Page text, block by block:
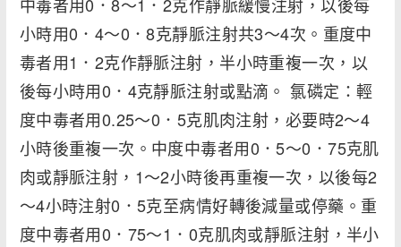
小時用0．4～0．8克靜脈注射共3～4次。重度中
毒者用1．2克作靜脈注射，半小時重複一次，以
後每小時用0．4克靜脈注射或點滴。 氯磷定：輕
度中毒者用0.25～0．5克肌肉注射，必要時2～4
小時後重複一次。中度中毒者用0．5～0．75克肌
肉或靜脈注射，1～2小時後再重複一次，以後每2
～4小時注射0．5克至病情好轉後減量或停藥。重
度中毒者用0．75～1．0克肌肉或靜脈注射，半小